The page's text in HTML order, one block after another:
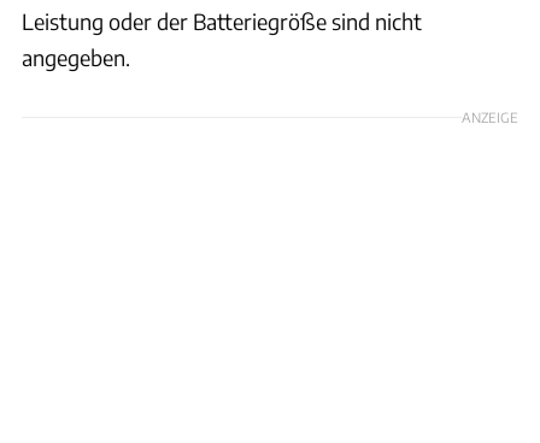
Leistung oder der Batteriegröße sind nicht
angegeben.
ANZEIGE